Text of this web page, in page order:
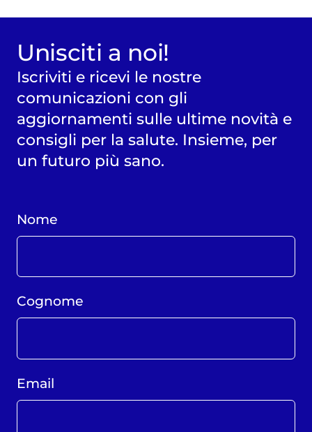
Unisciti a noi!
Iscriviti e ricevi le nostre
comunicazioni con gli
aggiornamenti sulle ultime novità e
consigli per la salute. Insieme, per
un futuro più sano.
Nome
Cognome
Email